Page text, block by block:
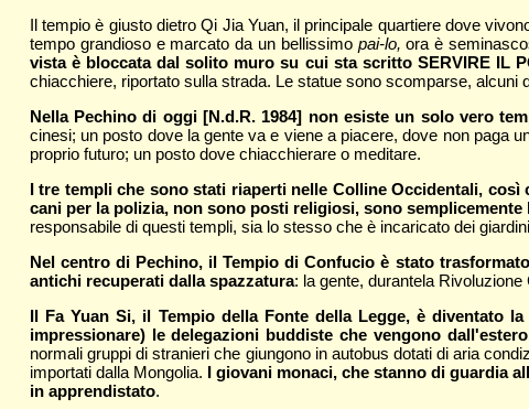
Il tempio è giusto dietro Qi Jia Yuan, il principale quartiere dove
tempo grandioso e marcato da un bellissimo pai-lo,ora è
vista è bloccata dal solito muro su cui sta scritto SERVIRE IL
chiacchiere, riportato sulla strada. Le statue sono scomparse,
Nella Pechino di oggi [N.d.R. 1984] non esiste un solo vero
cinesi; un posto dove la gente va e viene a piacere, dove non paga
proprio futuro; un posto dove chiacchierare o meditare.
I tre templi che sono stati riaperti nelle Colline Occidentali,
cani per la polizia, non sono posti religiosi, sono
responsabile di questi templi, sia lo stesso che è incaricato dei
Nel centro di Pechino, il Tempio di Confucio è stato
antichi recuperati dalla spazzatura: la gente, durantela
Il Fa Yuan Si, il Tempio della Fonte della Legge, è
impressionare) le delegazioni buddiste che vengono
normali gruppi di stranieri che giungono in autobus dotati di aria
importati dalla Mongolia.
I giovani monaci, che stanno di guardia
in apprendistato.